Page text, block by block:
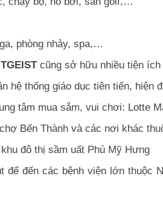
phòng nhảy, spa,…
cũng sở hữu nhiều tiện ích
hệ thống giáo dục tiên tiến,
tâm mua sắm, vui chơi: Lotte
Bến Thành và các nơi khác
đô thị sầm uất Phú Mỹ Hưng
để đến các bệnh viện lớn thuộc